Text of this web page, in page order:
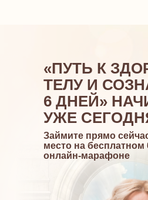
Займите прямо
место на бесплатном
онлайн-марафоне
«ПУТЬ К
ТЕЛУ И
6 ДНЕЙ»
УЖЕ